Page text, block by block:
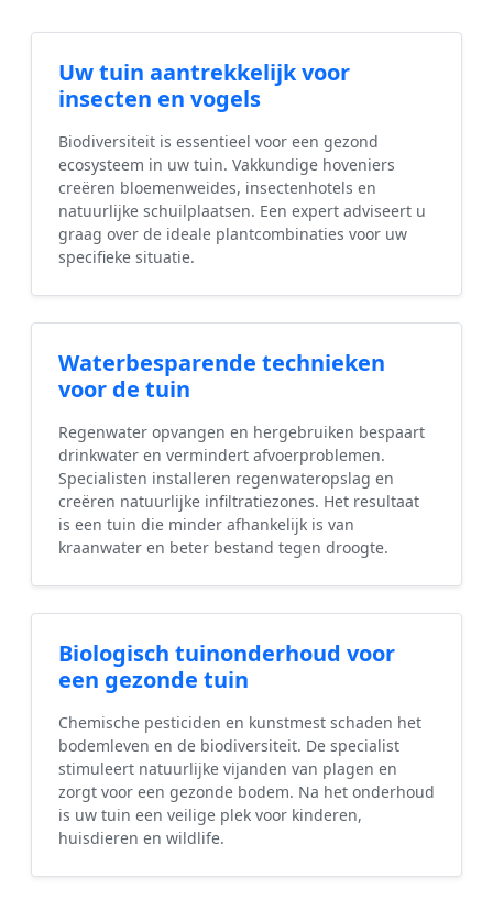
Uw tuin aantrekkelijk voor
insecten en vogels
Biodiversiteit is essentieel voor een gezond
ecosysteem in uw tuin. Vakkundige hoveniers
creëren bloemenweides, insectenhotels en
natuurlijke schuilplaatsen. Een expert adviseert u
graag over de ideale plantcombinaties voor uw
specifieke situatie.
Waterbesparende technieken
voor de tuin
Regenwater opvangen en hergebruiken bespaart
drinkwater en vermindert afvoerproblemen.
Specialisten installeren regenwateropslag en
creëren natuurlijke infiltratiezones. Het resultaat
is een tuin die minder afhankelijk is van
kraanwater en beter bestand tegen droogte.
Biologisch tuinonderhoud voor
een gezonde tuin
Chemische pesticiden en kunstmest schaden het
bodemleven en de biodiversiteit. De specialist
stimuleert natuurlijke vijanden van plagen en
zorgt voor een gezonde bodem. Na het onderhoud
is uw tuin een veilige plek voor kinderen,
huisdieren en wildlife.